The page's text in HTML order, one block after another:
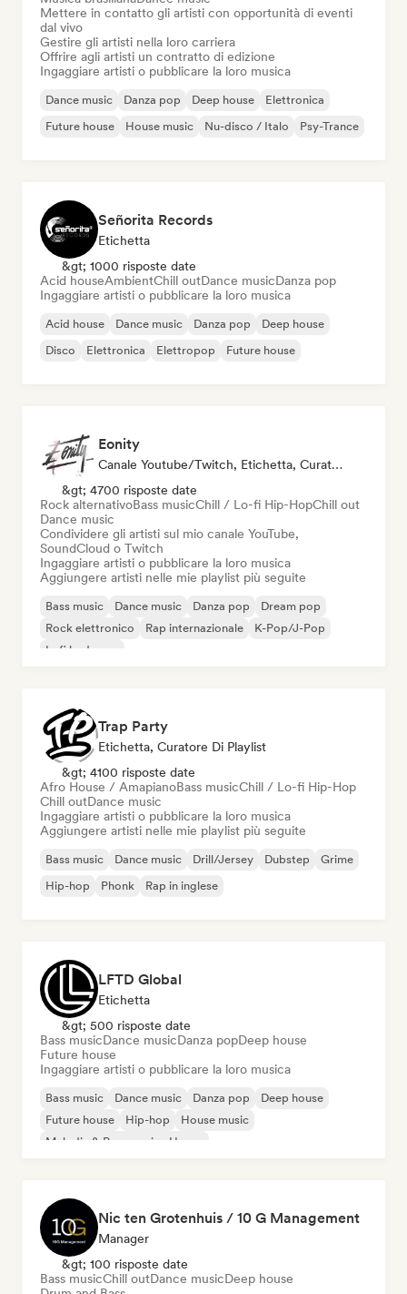
Mettere in contatto gli artisti con opportunità di eventi
dal vivo
Gestire gli artisti nella loro carriera
Offrire agli artisti un contratto di edizione
Ingaggiare artisti o pubblicare la loro musica
Dance music Danza pop Deep house
Elettronica
Future house
House music Nu-disco / Italo Psy-Trance
Señorita Records
Etichetta
&gt; 1000 risposte date
Acid houseAmbientChill outDance musicDanza pop
Ingaggiare artisti o pubblicare la loro musica
Acid house Dance music Danza pop
Deep house
Disco
Elettronica Elettropop Future house
Eonity
Canale Youtube/Twitch, Etichetta, Curatore Di Playlist
&gt; 4700 risposte date
Rock alternativoBass musicChill / Lo-fi Hip-HopChill out
Dance music
Condividere gli artisti sul mio canale YouTube,
SoundCloud o Twitch
Ingaggiare artisti o pubblicare la loro musica
Aggiungere artisti nelle mie playlist più seguite
Bass music Dance music Danza pop
Dream pop
Rock elettronico
Rap internazionale
K-Pop/J-Pop
Lofi bedroom
Trap Party
Etichetta, Curatore Di Playlist
&gt; 4100 risposte date
Afro House / AmapianoBass musicChill / Lo-fi Hip-Hop
Chill outDance music
Ingaggiare artisti o pubblicare la loro musica
Aggiungere artisti nelle mie playlist più seguite
Bass music Dance music Drill/Jersey Dubstep
Grime
Hip-hop
Phonk Rap in inglese
LFTD Global
Etichetta
&gt; 500 risposte date
Bass musicDance musicDanza popDeep house
Future house
Ingaggiare artisti o pubblicare la loro musica
Bass music Dance music Danza pop
Deep house
Future house
Hip-hop
House music
Melodic & Progressive House
Nic ten Grotenhuis / 10 G Management
Manager
&gt; 100 risposte date
Bass musicChill outDance musicDeep house